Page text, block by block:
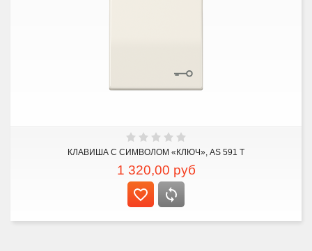
КЛАВИША С СИМВОЛОМ «КЛЮЧ», AS 591 T
1 320,00 руб